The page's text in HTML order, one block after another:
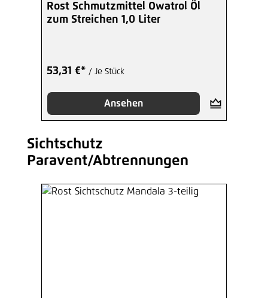
Rost Schmutzmittel Owatrol Öl
zum Streichen 1,0 Liter
53,31 €* / Je Stück
Ansehen
Produktgalerie überspringen
Sichtschutz
Paravent/Abtrennungen